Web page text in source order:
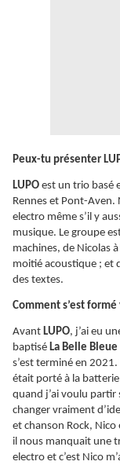
Peux-tu présenter
LUPO est un trio basé
Rennes et Pont-
electro même s’il y
musique. Le groupe
machines, de Nicolas
moitié acoustique ; et
des textes.
Comment s’est
Avant LUPO, j’ai eu
baptisé La Belle Bleue
s’est terminé en
était porté à la
quand j’ai voulu partir
changer vraiment
et chanson Rock,
il nous manquait une
electro et c’est Nico